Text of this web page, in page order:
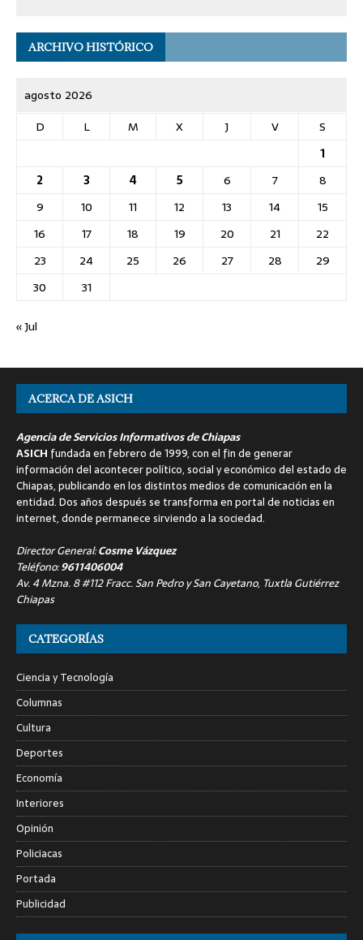
ARCHIVO HISTÓRICO
agosto 2026
D
L M X J V
S
1
2
3 4 5 6 7
8
9
10 11 12 13 14
15
16
17 18 19 20 21
22
23
24 25 26 27 28
29
30
31
« Jul
ACERCA DE ASICH
Agencia de Servicios Informativos de Chiapas
ASICH fundada en febrero de 1999, con el fin de generar
información del acontecer político, social y económico del estado de
Chiapas, publicando en los distintos medios de comunicación en la
entidad. Dos años después se transforma en portal de noticias en
internet, donde permanece sirviendo a la sociedad.
Director General:Cosme Vázquez
Teléfono:9611406004
Av. 4 Mzna. 8 #112 Fracc. San Pedro y San Cayetano, Tuxtla Gutiérrez
Chiapas
CATEGORÍAS
Ciencia y Tecnología
Columnas
Cultura
Deportes
Economía
Interiores
Opinión
Policiacas
Portada
Publicidad